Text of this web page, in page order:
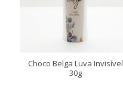
Choco Belga Luva Invisível
30g